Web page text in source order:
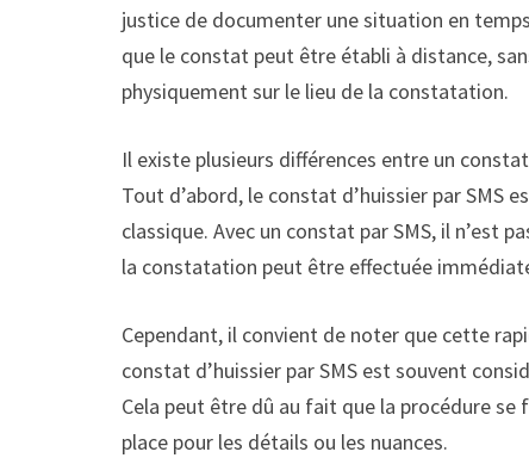
justice de documenter une situation en
que le constat peut être établi à distance,
physiquement sur le lieu de la constatation.
Il existe plusieurs différences entre un
Tout d’abord, le constat d’huissier par SMS
classique. Avec un constat par SMS, il n’est
la constatation peut être effectuée
Cependant, il convient de noter que cette
constat d’huissier par SMS est souvent
Cela peut être dû au fait que la procédure
place pour les détails ou les nuances.